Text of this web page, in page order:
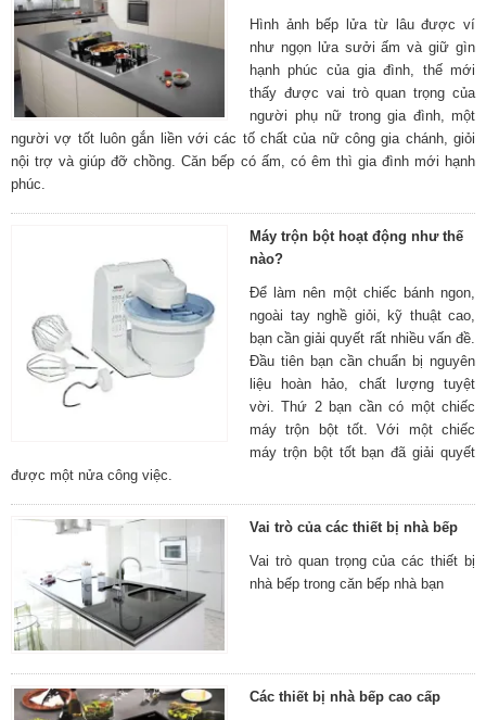
Hình ảnh bếp lửa từ lâu được ví
như ngọn lửa sưởi ấm và giữ gìn
hạnh phúc của gia đình, thế mới
thấy được vai trò quan trọng của
người phụ nữ trong gia đình, một
người vợ tốt luôn gắn liền với các tố chất của nữ công gia chánh, giỏi
nội trợ và giúp đỡ chồng. Căn bếp có ấm, có êm thì gia đình mới hạnh
phúc.
Máy trộn bột hoạt động như thế
nào?
Để làm nên một chiếc bánh ngon,
ngoài tay nghề giỏi, kỹ thuật cao,
bạn cần giải quyết rất nhiều vấn đề.
Đầu tiên bạn cần chuẩn bị nguyên
liệu hoàn hảo, chất lượng tuyệt
vời. Thứ 2 bạn cần có một chiếc
máy trộn bột tốt. Với một chiếc
máy trộn bột tốt bạn đã giải quyết
được một nửa công việc.
Vai trò của các thiết bị nhà bếp
Vai trò quan trọng của các thiết bị
nhà bếp trong căn bếp nhà bạn
Các thiết bị nhà bếp cao cấp